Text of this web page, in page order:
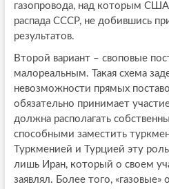
газопровода, над которым
распада СССР, не добившись
результатов.
Второй вариант – своповые
малореальным. Такая схема
невозможности прямых
обязательно принимает
должна располагать
способными заместить
Туркменией и Турцией эту
лишь Иран, который о своем
заявлял. Более того,